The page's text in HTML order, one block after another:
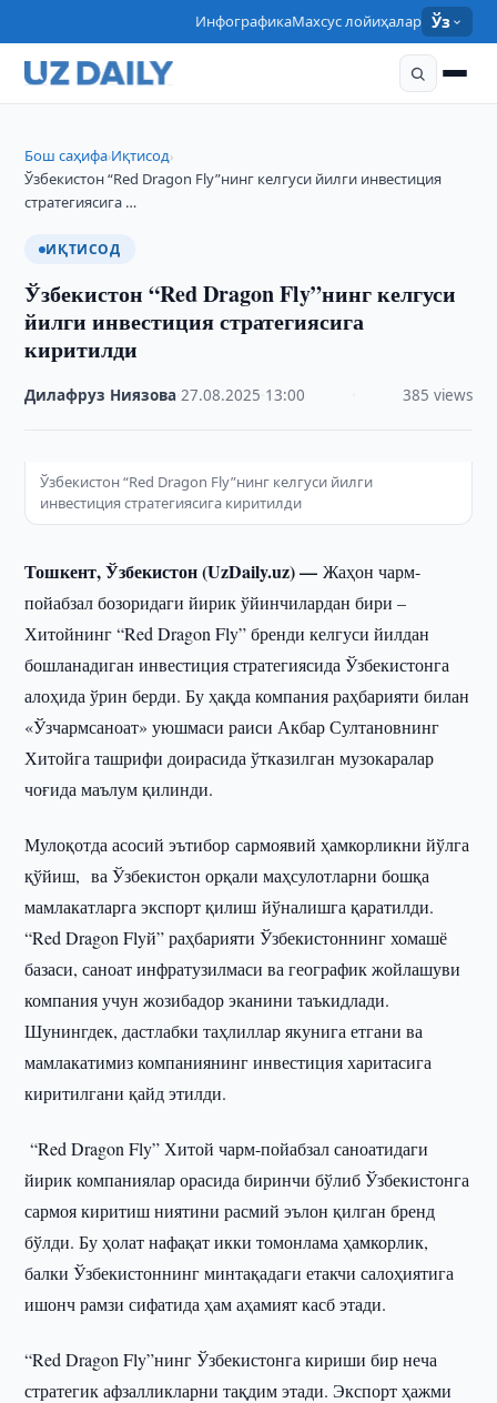
ИнфографикаМахсус лойиҳалар Ўз
Бош саҳифа›Иқтисод›
Ўзбекистон “Red Dragon Fly”нинг келгуси йилги инвестиция
стратегиясига …
ИҚТИСОД
Ўзбекистон “Red Dragon Fly”нинг келгуси
йилги инвестиция стратегиясига
киритилди
Дилафруз Ниязова ·27.08.2025 13:00 385 views
Ўзбекистон “Red Dragon Fly”нинг келгуси йилги
инвестиция стратегиясига киритилди
Тошкент, Ўзбекистон (UzDaily.uz) —Жаҳон чарм-
пойабзал бозоридаги йирик ўйинчилардан бири –
Хитойнинг “Red Dragon Fly” бренди келгуси йилдан
бошланадиган инвестиция стратегиясида Ўзбекистонга
алоҳида ўрин берди. Бу ҳақда компания раҳбарияти билан
«Ўзчармсаноат» уюшмаси раиси Акбар Султановнинг
Хитойга ташрифи доирасида ўтказилган музокаралар
чоғида маълум қилинди.
Мулоқотда асосий эътибор сармоявий ҳамкорликни йўлга
қўйиш, ва Ўзбекистон орқали маҳсулотларни бошқа
мамлакатларга экспорт қилиш йўналишга қаратилди.
“Red Dragon Flyй” раҳбарияти Ўзбекистоннинг хомашё
базаси, саноат инфратузилмаси ва географик жойлашуви
компания учун жозибадор эканини таъкидлади.
Шунингдек, дастлабки таҳлиллар якунига етгани ва
мамлакатимиз компаниянинг инвестиция харитасига
киритилгани қайд этилди.
“Red Dragon Fly” Хитой чарм-пойабзал саноатидаги
йирик компаниялар орасида биринчи бўлиб Ўзбекистонга
сармоя киритиш ниятини расмий эълон қилган бренд
бўлди. Бу ҳолат нафақат икки томонлама ҳамкорлик,
балки Ўзбекистоннинг минтақадаги етакчи салоҳиятига
ишонч рамзи сифатида ҳам аҳамият касб этади.
“Red Dragon Fly”нинг Ўзбекистонга кириши бир неча
стратегик афзалликларни тақдим этади. Экспорт ҳажми